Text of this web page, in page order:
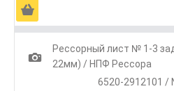
Ä
1
Рессорный лист № 1-3
22мм) / НПФ Рессора
6520-2912101 /